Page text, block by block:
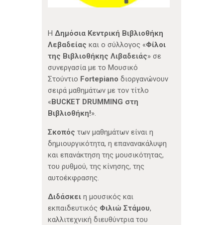
Η Δημόσια Κεντρική Βιβλιοθήκη
Λεβαδείας και ο σύλλογος «Φίλοι
της Βιβλιοθήκης Λιβαδειάς» σε
συνεργασία με το Μουσικό
Στούντιο Fortepiano διοργανώνουν
σειρά μαθημάτων με τον τίτλο
« BUCKET DRUMMING στη
Βιβλιοθήκη!».
Σκοπός των μαθημάτων είναι η
δημιουργικότητα, η επανανακάλυψη
και επανάκτηση της μουσικότητας,
του ρυθμού, της κίνησης, της
αυτοέκφρασης.
Διδάσκειη μουσικός και
εκπαιδευτικός Φιλιώ Στάμου,
καλλιτεχνική διευθύντρια του